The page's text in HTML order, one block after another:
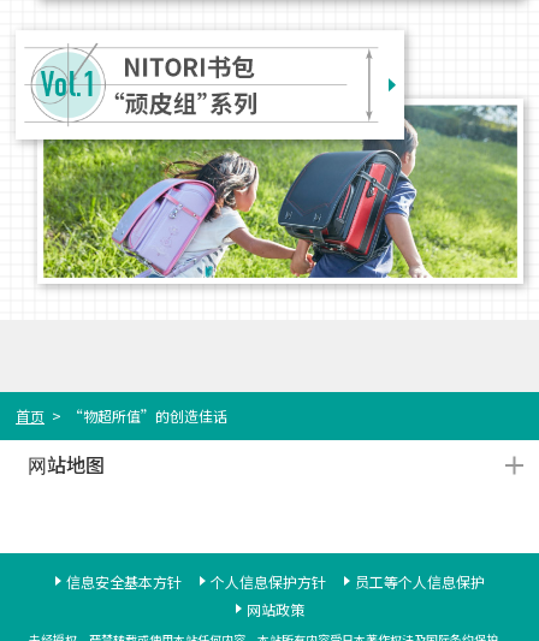
首页 > “物超所值”的创造佳话
网站地图
信息安全基本方针 个人信息保护方针
员工等个人信息保护
网站政策